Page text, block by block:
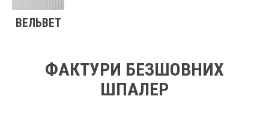
ВЕЛЬВЕТ
ФАКТУРИ БЕЗШОВНИХ
ШПАЛЕР